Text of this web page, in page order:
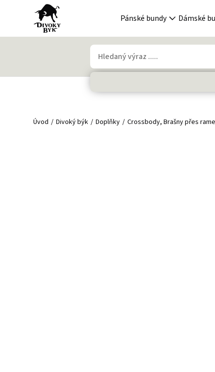
Pánské bundy Dámské
Úvod Divoký býk Doplňky Crossbody, Brašny přes